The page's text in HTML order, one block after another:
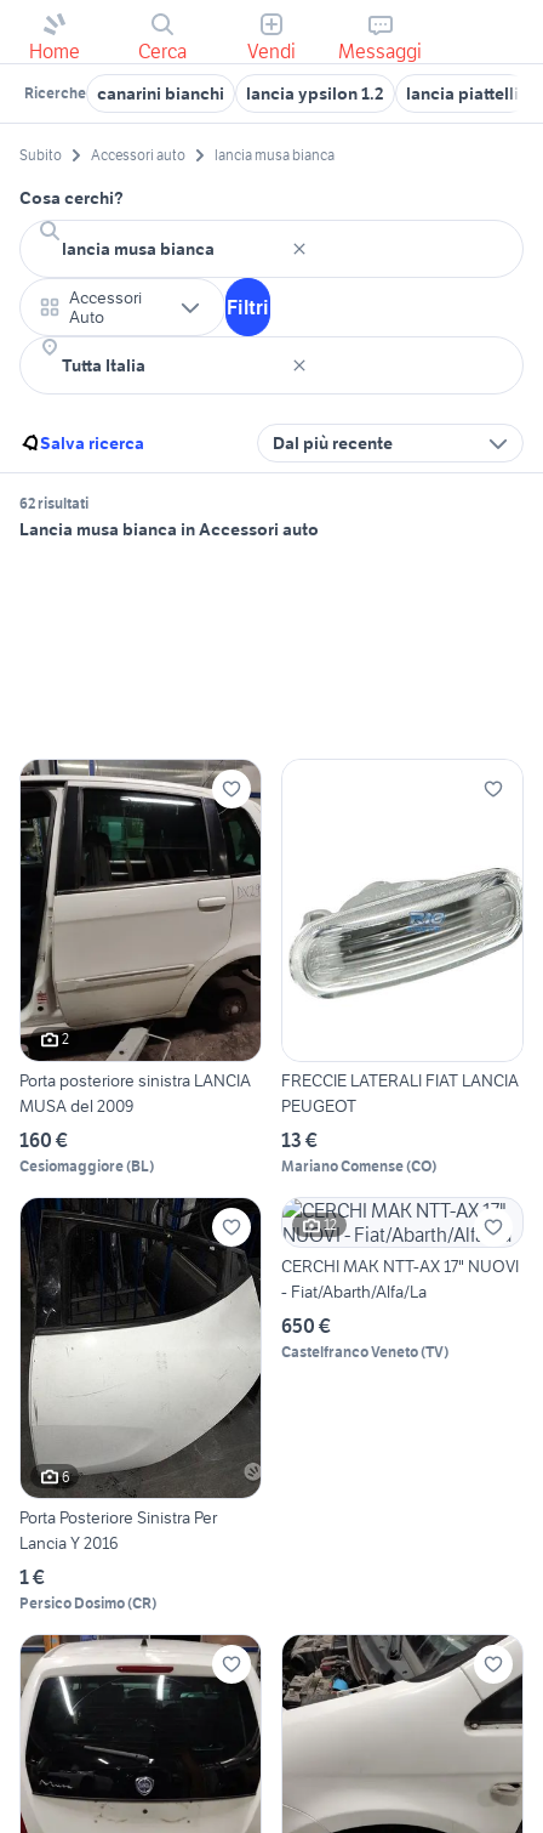
Home Cerca Vendi Messaggi
Ricerche canarini bianchi lancia ypsilon 1.2 lancia piattelli
Subito Accessori auto lancia musa bianca
Cosa cerchi?
Accessori
Auto
Filtri
Salva ricerca Dal più recente
62 risultati
Lancia musa bianca in Accessori auto
2
Porta posteriore sinistra LANCIA
MUSA del 2009
160 €
Cesiomaggiore(BL)
FRECCIE LATERALI FIAT LANCIA
PEUGEOT
13 €
Mariano Comense(CO)
6
Porta Posteriore Sinistra Per
Lancia Y 2016
1 €
Persico Dosimo(CR)
12
CERCHI MAK NTT-AX 17" NUOVI
- Fiat/Abarth/Alfa/La
650 €
Castelfranco Veneto(TV)